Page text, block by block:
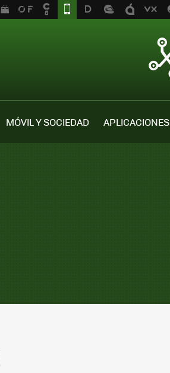
MÓVIL Y SOCIEDAD APLICACIONES